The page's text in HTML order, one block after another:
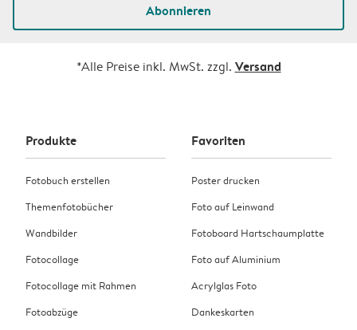
Abonnieren
*Alle Preise inkl. MwSt. zzgl. Versand
Produkte
Fotobuch erstellen
Themenfotobücher
Wandbilder
Fotocollage
Fotocollage mit Rahmen
Fotoabzüge
Favoriten
Poster drucken
Foto auf Leinwand
Fotoboard Hartschaumplatte
Foto auf Aluminium
Acrylglas Foto
Dankeskarten